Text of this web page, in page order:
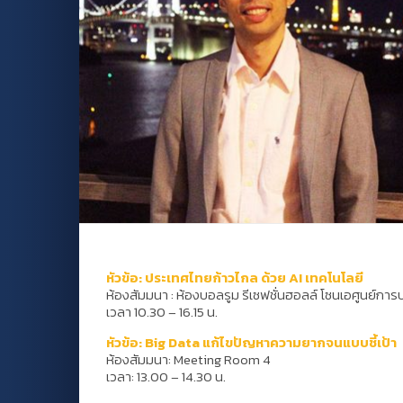
หัวข้อ: ประเทศไทยก้าวไกล ด้วย AI เทคโนโลยี
ห้องสัมมนา:ห้องบอลรูม รีเซฟชั่นฮอลล์ โซนเอศูนย์กา
เวลา 10.30 – 16.15 น.
หัวข้อ: Big Data แก้ไขปัญหาความยากจนแบบชี้เป้า
ห้องสัมมนา: Meeting Room 4
เวลา: 13.00 – 14.30 น.